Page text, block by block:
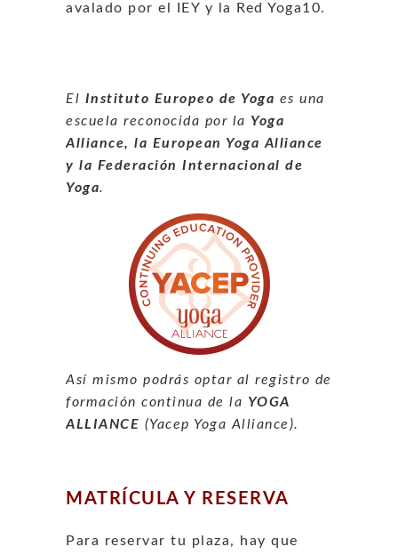
avalado por el IEY y la Red Yoga10.
El Instituto Europeo de Yoga es una
escuela reconocida por la Yoga
Alliance, la European Yoga Alliance
y la Federación Internacional de
Yoga.
Así mismo podrás optar al registro de
formación continua de la YOGA
ALLIANCE (Yacep Yoga Alliance).
MATRÍCULA Y RESERVA
Para reservar tu plaza, hay que